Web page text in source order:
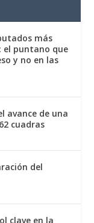
más
el puntano que
y no en las
avance de una
cuadras
del
clave en la